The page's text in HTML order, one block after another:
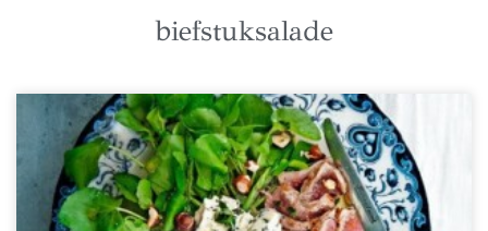
biefstuksalade